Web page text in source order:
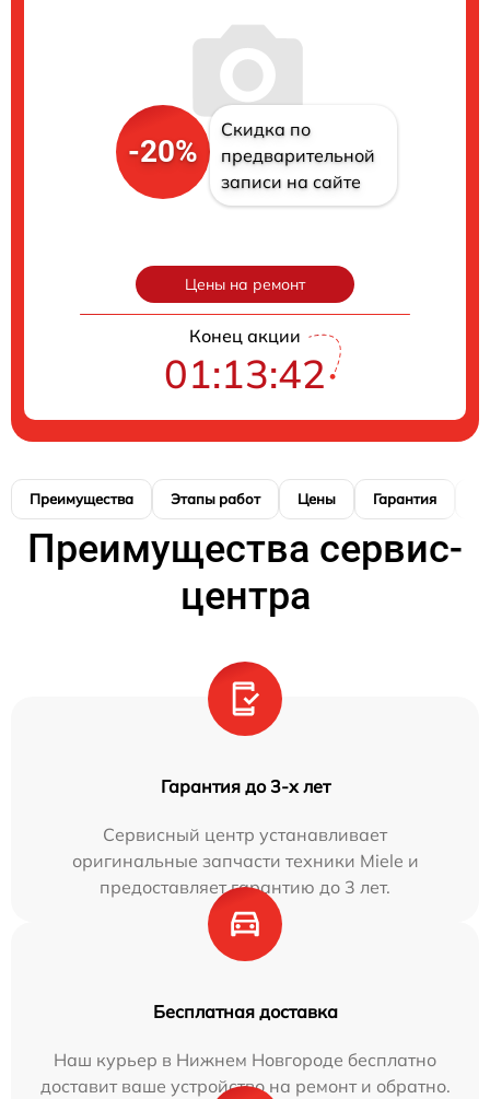
-20%
Скидка по
предварительной
записи на сайте
Цены на ремонт
Конец акции
01:13:41
Преимущества Этапы работ Цены Гарантия
Преимущества сервис-
центра
Гарантия до 3-х лет
Сервисный центр устанавливает
оригинальные запчасти техники Miele и
предоставляет гарантию до 3 лет.
Бесплатная доставка
Наш курьер в Нижнем Новгороде бесплатно
доставит ваше устройство на ремонт и обратно.